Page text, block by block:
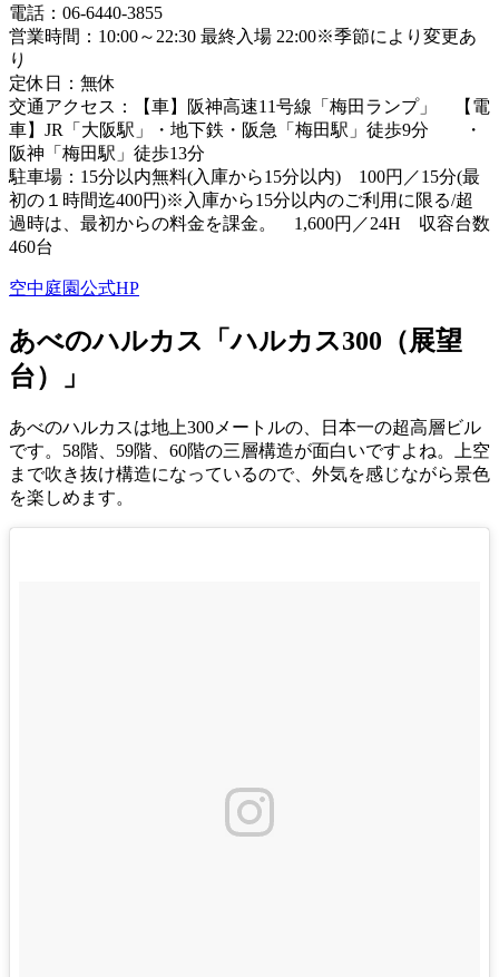
電話：06-6440-3855
営業時間：10:00～22:30 最終入場 22:00※季節により変更あ
り
定休日：無休
交通アクセス：【車】阪神高速11号線「梅田ランプ」 【電
車】JR「大阪駅」・地下鉄・阪急「梅田駅」徒歩9分 ・
阪神「梅田駅」徒歩13分
駐車場：15分以内無料(入庫から15分以内) 100円／15分(最
初の１時間迄400円)※入庫から15分以内のご利用に限る/超
過時は、最初からの料金を課金。 1,600円／24H 収容台数
460台
空中庭園公式HP
あべのハルカス「ハルカス300（展望
台）」
あべのハルカスは地上300メートルの、日本一の超高層ビル
です。58階、59階、60階の三層構造が面白いですよね。上空
まで吹き抜け構造になっているので、外気を感じながら景色
を楽しめます。